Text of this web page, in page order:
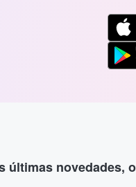
últimas novedades,